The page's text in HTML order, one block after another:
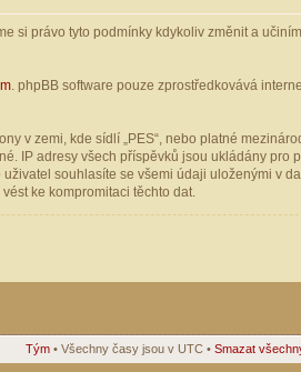
si právo tyto podmínky kdykoliv změnit a
. phpBB software pouze zprostředkovává
v zemi, kde sídlí „PES“, nebo platné
IP adresy všech příspěvků jsou ukládány pro
souhlasíte se všemi údaji uloženými v
ke kompromitaci těchto dat.
Tým • Všechny časy jsou v UTC • Smazat